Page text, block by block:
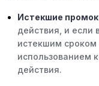
Истекшие
действия, и если
истекшим сроком
использованием
действия.